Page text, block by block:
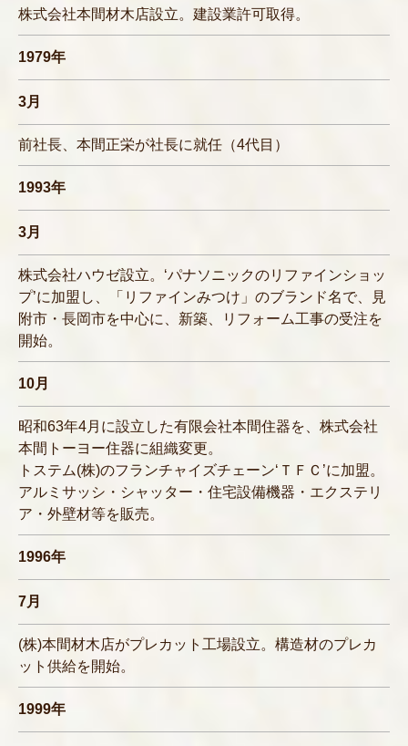
株式会社本間材木店設立。建設業許可取得。
1979年
3月
前社長、本間正栄が社長に就任（4代目）
1993年
3月
株式会社ハウゼ設立。‘パナソニックのリファインショッ
プ’に加盟し、「リファインみつけ」のブランド名で、見
附市・長岡市を中心に、新築、リフォーム工事の受注を
開始。
10月
昭和63年4月に設立した有限会社本間住器を、株式会社
本間トーヨー住器に組織変更。
トステム(株)のフランチャイズチェーン‘ＴＦＣ’に加盟。
アルミサッシ・シャッター・住宅設備機器・エクステリ
ア・外壁材等を販売。
1996年
7月
(株)本間材木店がプレカット工場設立。構造材のプレカ
ット供給を開始。
1999年